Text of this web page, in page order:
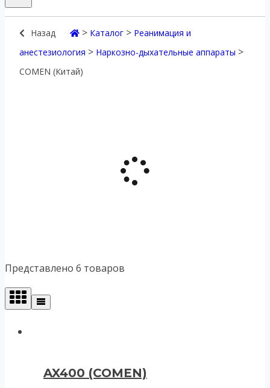
Назад > Каталог > Реанимация и
анестезиология > Наркозно-дыхательные аппараты >
COMEN (Китай)
Представлено 6 товаров
AX400 (COMEN)